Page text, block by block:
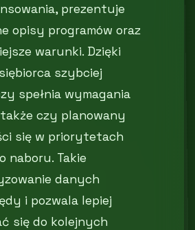
prezentuje
opisy programów oraz
warunki. Dzięki
szybciej
spełnia wymagania
czy planowany
się w priorytetach
naboru. Takie
danych
i pozwala lepiej
się do kolejnych